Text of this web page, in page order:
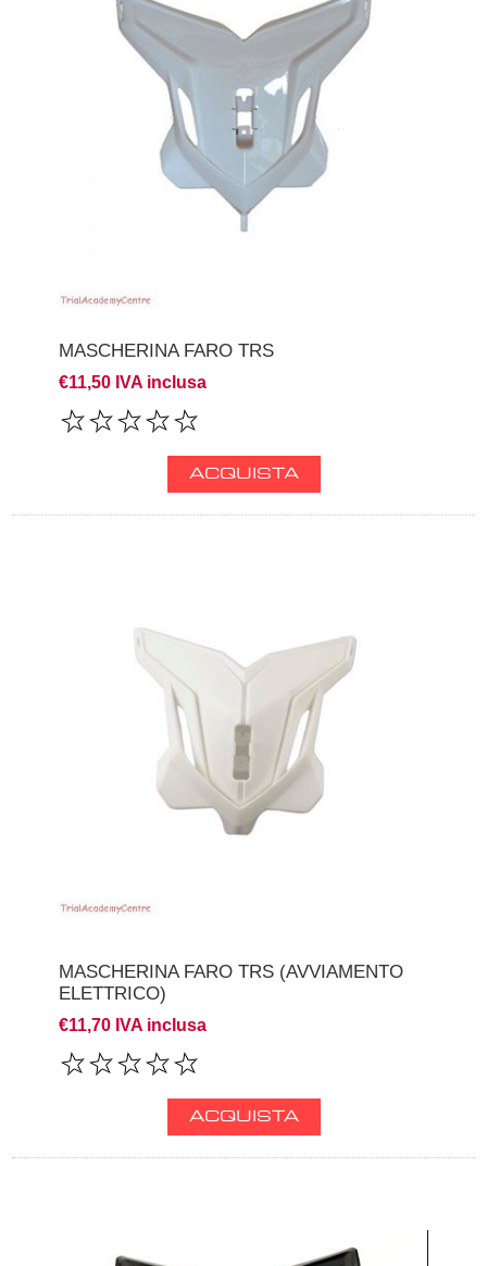
MASCHERINA FARO TRS
€11,50 IVA inclusa
MASCHERINA FARO TRS (AVVIAMENTO
ELETTRICO)
€11,70 IVA inclusa